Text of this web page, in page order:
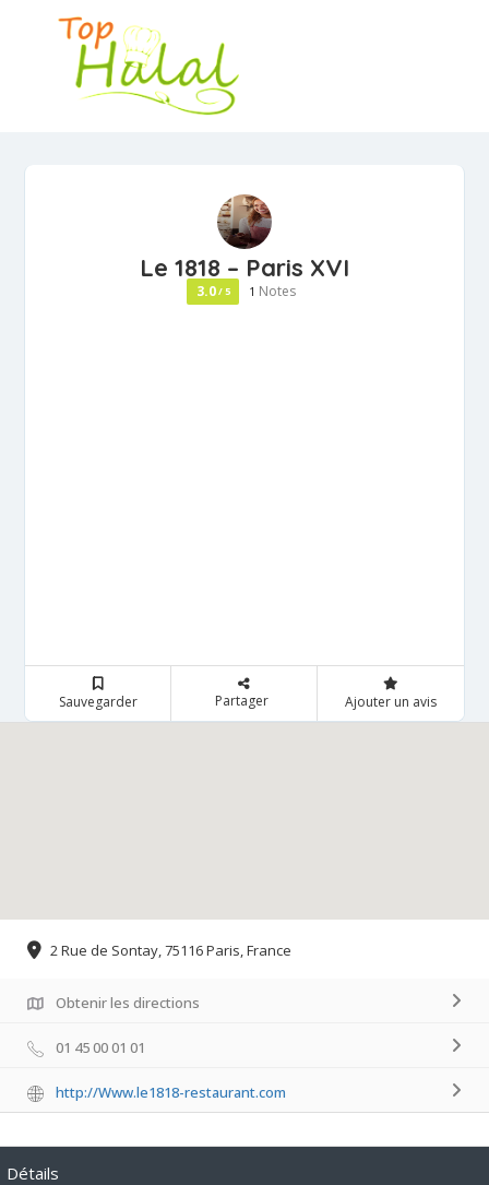
Le 1818 – Paris XVI
3.0/ 5 1 Notes
Sauvegarder Partager Ajouter un avis
2 Rue de Sontay, 75116 Paris, France
Obtenir les directions
01 45 00 01 01
http://Www.le1818-restaurant.com
Détails